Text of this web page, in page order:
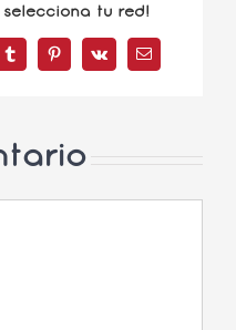
tu red!
TumblrPinterest
Vk
Correo
electrónico